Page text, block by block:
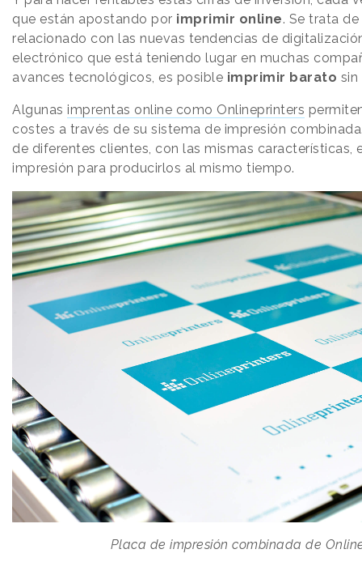
que están apostando por imprimir online. Se trata
relacionado con las nuevas tendencias de
electrónico que está teniendo lugar en muchas
avances tecnológicos, es posible imprimir barato sin
Algunas imprentas online como Onlineprinters
costes a través de su sistema de impresión
de diferentes clientes, con las mismas características,
impresión para producirlos al mismo tiempo.
Placa de impresión combinada de